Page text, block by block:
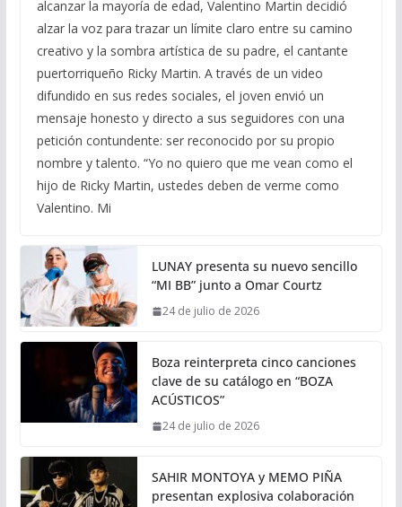
alcanzar la mayoría de edad, Valentino Martin decidió
alzar la voz para trazar un límite claro entre su camino
creativo y la sombra artística de su padre, el cantante
puertorriqueño Ricky Martin. A través de un video
difundido en sus redes sociales, el joven envió un
mensaje honesto y directo a sus seguidores con una
petición contundente: ser reconocido por su propio
nombre y talento. “Yo no quiero que me vean como el
hijo de Ricky Martin, ustedes deben de verme como
Valentino. Mi
LUNAY presenta su nuevo sencillo
“MI BB” junto a Omar Courtz
24 de julio de 2026
Boza reinterpreta cinco canciones
clave de su catálogo en “BOZA
ACÚSTICOS”
24 de julio de 2026
SAHIR MONTOYA y MEMO PIÑA
presentan explosiva colaboración